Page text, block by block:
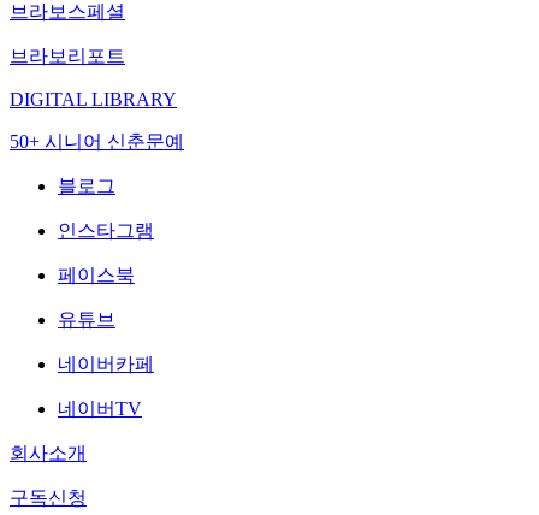
브라보스페셜
브라보리포트
DIGITAL LIBRARY
50+ 시니어 신춘문예
블로그
인스타그램
페이스북
유튜브
네이버카페
네이버TV
회사소개
구독신청